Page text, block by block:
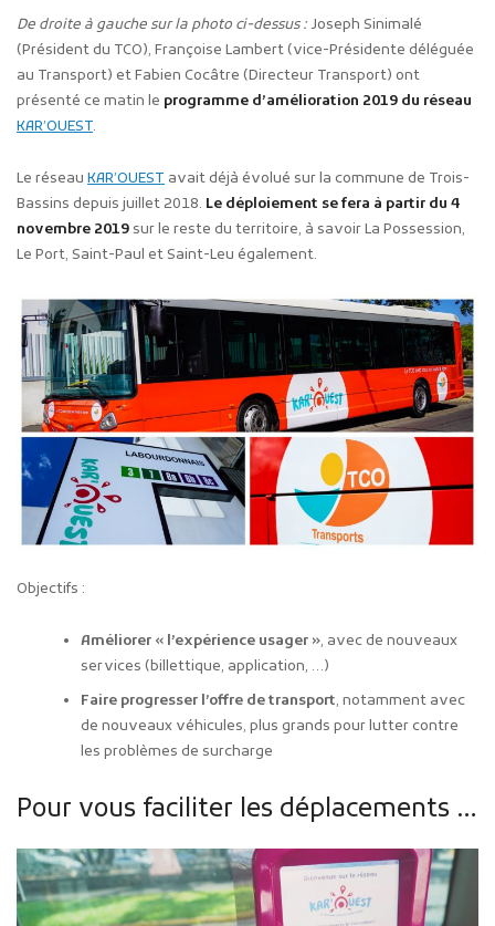
De droite à gauche sur la photo ci-dessus :Joseph Sinimalé
(Président du TCO), Françoise Lambert (vice-Présidente déléguée
au Transport) et Fabien Cocâtre (Directeur Transport) ont
présenté ce matin le programme d’amélioration 2019 du réseau
KAR’OUEST.
Le réseau KAR’OUEST avait déjà évolué sur la commune de Trois-
Bassins depuis juillet 2018. Le déploiement se fera à partir du 4
novembre 2019 sur le reste du territoire, à savoir La Possession,
Le Port, Saint-Paul et Saint-Leu également.
Objectifs :
Améliorer « l’expérience usager », avec de nouveaux
services (billettique, application, …)
Faire progresser l’offre de transport, notamment avec
de nouveaux véhicules, plus grands pour lutter contre
les problèmes de surcharge
Pour vous faciliter les déplacements …